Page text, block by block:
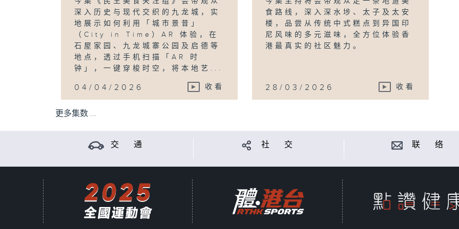
深入历史与现代交织的九龙城，实
地展示如何利用「城市景昔」
（City in Time）AR 体验，在
石屋家园、九龙城寨公园及启德等
地点，透过手机扫描「AR 时
钟」，一键穿梭时空，将本地艺...
04/04/2026 收看
食路线，深入深水埗、太子及太安
楼，品尝从传统中式糕点到异国印
尼风味的多元滋味，全方位体验香
港最真实的社区魅力。
28/03/2026 收看
更多集数 ...
交 通 社 交 联 络